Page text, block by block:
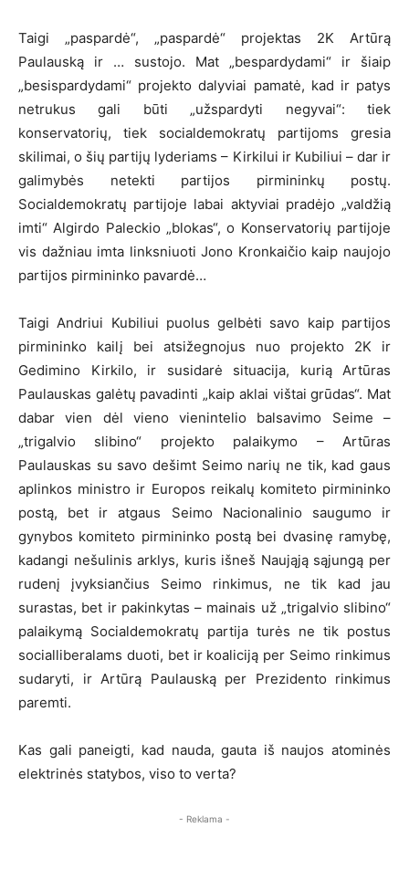
Taigi „paspardė“, „paspardė“ projektas 2K Artūrą
Paulauską ir … sustojo. Mat „bespardydami“ ir šiaip
„besispardydami“ projekto dalyviai pamatė, kad ir patys
netrukus gali būti „užspardyti negyvai“: tiek
konservatorių, tiek socialdemokratų partijoms gresia
skilimai, o šių partijų lyderiams – Kirkilui ir Kubiliui – dar ir
galimybės netekti partijos pirmininkų postų.
Socialdemokratų partijoje labai aktyviai pradėjo „valdžią
imti“ Algirdo Paleckio „blokas“, o Konservatorių partijoje
vis dažniau imta linksniuoti Jono Kronkaičio kaip naujojo
partijos pirmininko pavardė…
Taigi Andriui Kubiliui puolus gelbėti savo kaip partijos
pirmininko kailį bei atsižegnojus nuo projekto 2K ir
Gedimino Kirkilo, ir susidarė situacija, kurią Artūras
Paulauskas galėtų pavadinti „kaip aklai vištai grūdas“. Mat
dabar vien dėl vieno vienintelio balsavimo Seime –
„trigalvio slibino“ projekto palaikymo – Artūras
Paulauskas su savo dešimt Seimo narių ne tik, kad gaus
aplinkos ministro ir Europos reikalų komiteto pirmininko
postą, bet ir atgaus Seimo Nacionalinio saugumo ir
gynybos komiteto pirmininko postą bei dvasinę ramybę,
kadangi nešulinis arklys, kuris išneš Naująją sąjungą per
rudenį įvyksiančius Seimo rinkimus, ne tik kad jau
surastas, bet ir pakinkytas – mainais už „trigalvio slibino“
palaikymą Socialdemokratų partija turės ne tik postus
socialliberalams duoti, bet ir koaliciją per Seimo rinkimus
sudaryti, ir Artūrą Paulauską per Prezidento rinkimus
paremti.
Kas gali paneigti, kad nauda, gauta iš naujos atominės
elektrinės statybos, viso to verta?
- Reklama -